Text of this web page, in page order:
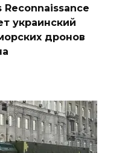
украинский
дронов